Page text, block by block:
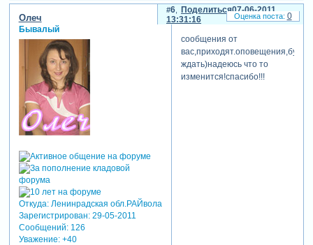
Поделиться
6
07-06-2011
13:31:16
Олеч
Бывалый
Откуда:Ленинрадская обл.РАЙвола
Зарегистрирован: 29-05-2011
Сообщений:126
Уважение: +40
сообщения от
вас,приходят.оповещения,буду
ждать)надеюсь что то
изменится!спасибо!!!
0